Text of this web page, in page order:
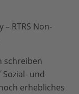
RTRS Non-
schreiben
und
erhebliches